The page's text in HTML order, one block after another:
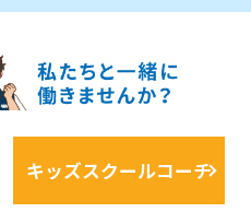
キッズスクールコーチ